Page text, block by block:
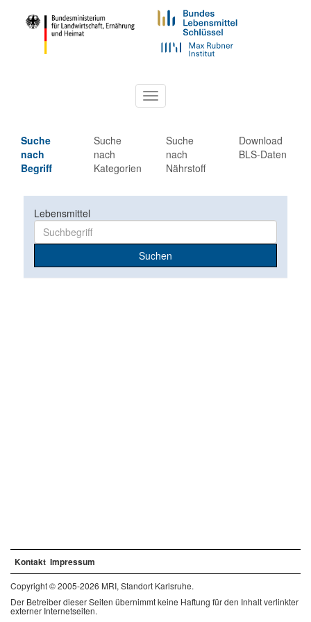
Toggle
navigation
Suche
nach
Begriff
Suche
nach
Kategorien
Suche
nach
Nährstoff
Download
BLS-Daten
Lebensmittel
Suchen
Kontakt Impressum
Copyright © 2005-2026 MRI, Standort Karlsruhe.
Der Betreiber dieser Seiten übernimmt keine Haftung für den Inhalt verlinkter
externer Internetseiten.